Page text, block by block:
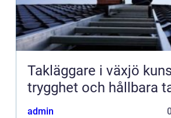
Takläggare i växjö kunskap,
trygghet och hållbara
admin